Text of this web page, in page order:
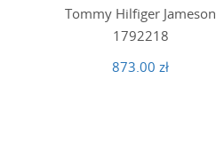
Tommy Hilfiger Jameson
1792218
873.00 zł